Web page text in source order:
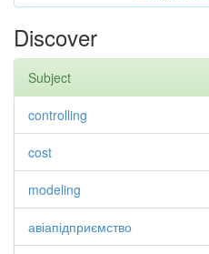
Discover
Subject
controlling
cost
modeling
авіапідприємство